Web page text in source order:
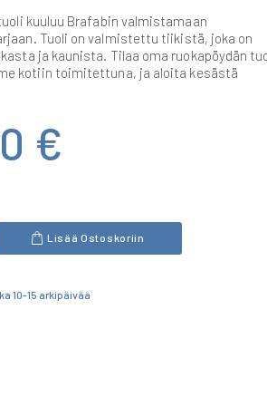
kuuluu Brafabin valmistamaan
Tuoli on valmistettu tiikistä, joka on
ja kaunista. Tilaa oma ruokapöydän
kotiin toimitettuna, ja aloita kesästä
€
Lisää Ostoskoriin
10-15 arkipäivää